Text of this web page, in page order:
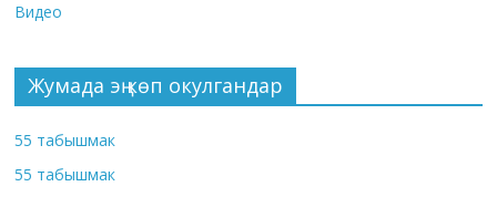
Видео
Жумада эң көп окулгандар
55 табышмак
55 табышмак